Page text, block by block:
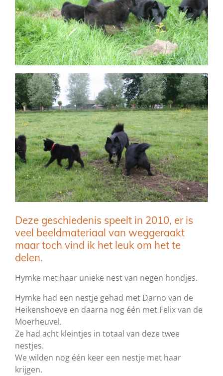
Deze geschiedenis speelt in 2010, er is
veel beeldmateriaal van weggeraakt
maar toch vind ik het leuk om het te
delen.
Hymke met haar unieke nest van negen hondjes.
Hymke had een nestje gehad met Darno van de
Heikenshoeve en daarna nog één met Felix van de
Moerheuvel.
Ze had acht kleintjes in totaal van deze twee
nestjes.
We wilden nog één keer een nestje met haar
krijgen.